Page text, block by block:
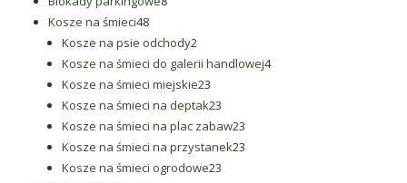
Kosze na śmieci4848
produktów
Kosze na psie odchody22
produkty
Kosze na śmieci do galerii handlowej44
Kosze na śmieci miejskie2323
produkty
Kosze na śmieci na deptak2323
produkty
Kosze na śmieci na plac zabaw2323
produkty
Kosze na śmieci na przystanek2323
Kosze na śmieci ogrodowe2323